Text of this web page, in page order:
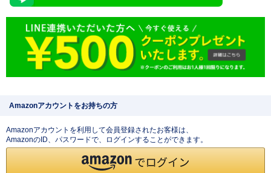
Amazonアカウントをお持ちの方
Amazonアカウントを利用して会員登録されたお客様は、
AmazonのID、パスワードで、ログインすることができます。